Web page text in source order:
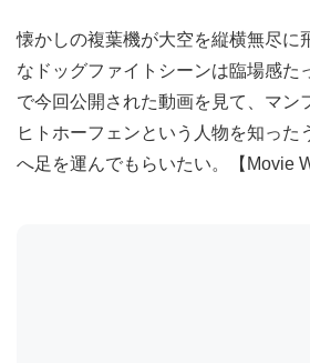
懐かしの複葉機が大空を縦横無尽に
なドッグファイトシーンは臨場感た
で今回公開された動画を見て、マン
ヒトホーフェンという人物を知った
へ足を運んでもらいたい。【Movie